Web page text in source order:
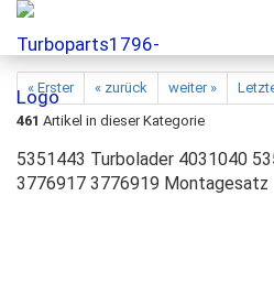
« Erster « zurück weiter »
461 Artikel in dieser Kategorie
5351443 Turbolader 4031040
3776917 3776919 Montagesatz